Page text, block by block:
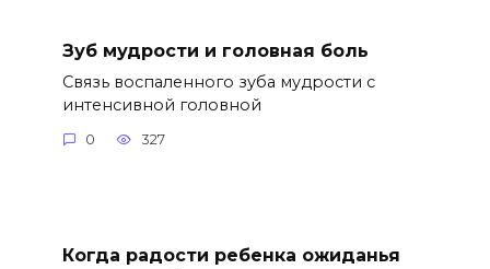
Зуб мудрости и головная боль
Связь воспаленного зуба мудрости с
интенсивной головной
0 327
Когда радости ребенка ожиданья